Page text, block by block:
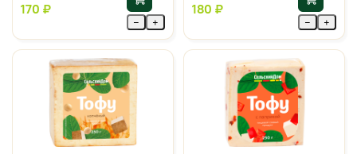
170 ₽
− +
180 ₽
− +